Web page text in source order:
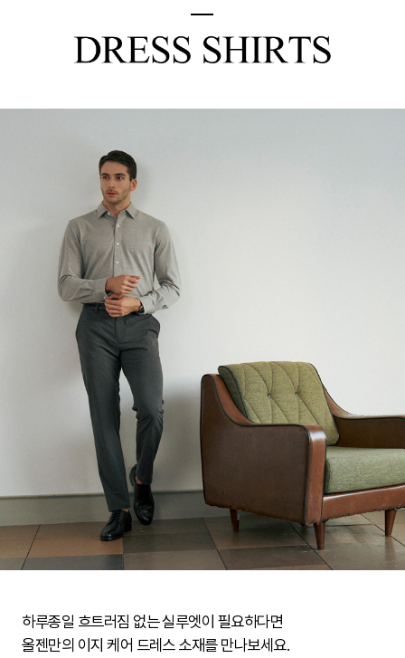
하루종일 흐트러짐 없는 실루엣이 필요하다면
올젠만의 이지 케어 드레스 소재를 만나보세요.